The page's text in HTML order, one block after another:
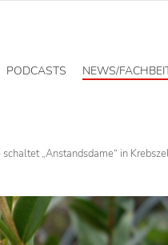
PODCASTS NEWS/
schaltet „Anstandsdame“ in